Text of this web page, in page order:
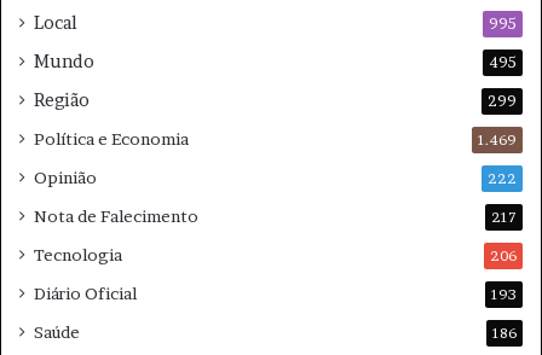
v
l
n
c
a
Local 995
Mundo 495
Região 299
Política e Economia 1.469
Opinião 222
Nota de Falecimento 217
Tecnologia 206
Diário Oficial 193
Saúde 186